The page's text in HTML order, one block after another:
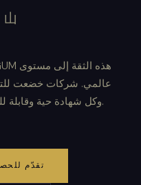
عالمي. شركات خضعت
وكل شهادة حية وقابلة للتحقق في أي مكان حول العالم.
تقدّم